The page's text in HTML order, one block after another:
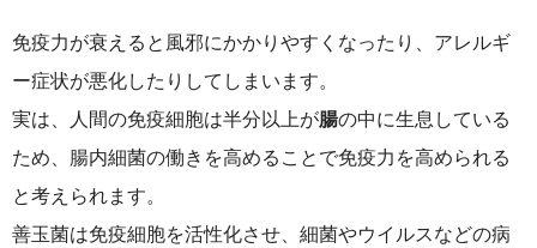
免疫力が衰えると風邪にかかりやすくなったり、アレルギ
ー症状が悪化したりしてしまいます。
実は、
人間の免疫細胞は半分以上が腸の中に生息している
ため、腸内細菌の働きを高めることで免疫力を高められる
と考えられます。
善玉菌は免疫細胞を活性化させ、細菌やウイルスなどの病